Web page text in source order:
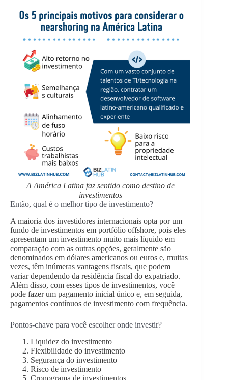
A América Latina faz sentido como destino de
investimentos
Então, qual é o melhor tipo de investimento?
A maioria dos investidores internacionais opta por um
fundo de investimentos em portfólio offshore, pois eles
apresentam um investimento muito mais líquido em
comparação com as outras opções, geralmente são
denominados em dólares americanos ou euros e, muitas
vezes, têm inúmeras vantagens fiscais, que podem
variar dependendo da residência fiscal do expatriado.
Além disso, com esses tipos de investimentos, você
pode fazer um pagamento inicial único e, em seguida,
pagamentos contínuos de investimento com frequência.
Pontos-chave para você escolher onde investir?
Liquidez do investimento
Flexibilidade do investimento
Segurança do investimento
Risco de investimento
Cronograma de investimentos